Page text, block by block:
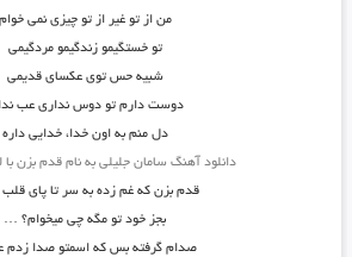
من از تو غیر از تو چیزی نمی خوام
تو خستگیمو زندگیمو مردگیمی
شبیه حس توی عکسای قدیمی
دوست دارم تو دوس نداری عب
دل منم به اون خدا، خدایی داره
دانلود آهنگ سامان جلیلی به نام قدم بزن
قدم بزن که غم زده به سر تا پای قلب
بجز خود تو مگه چی میخوام؟ …
صدام گرفته بس که اسمتو صدا زدم